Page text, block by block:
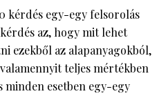
kérdés egy-egy felsorolás
az, hogy mit lehet
ezekből az alapanyagokból,
teljes mértékben
minden esetben egy-egy